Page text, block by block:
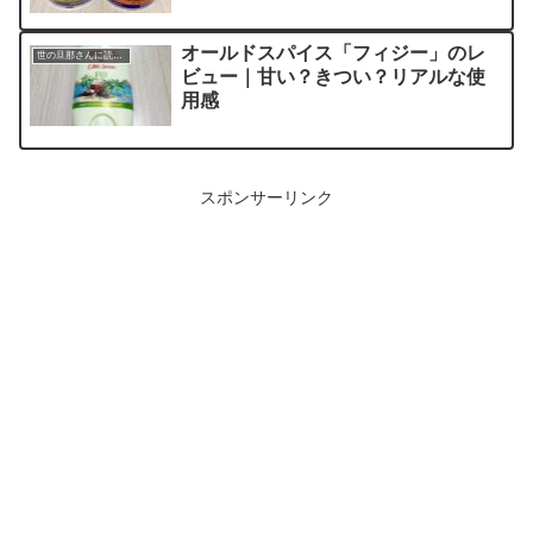
世の旦那さんに読んでほしい記事
オールドスパイス「フィジー」のレ
ビュー｜甘い？きつい？リアルな使
用感
スポンサーリンク